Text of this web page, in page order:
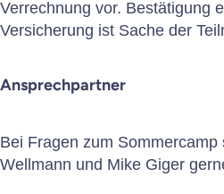
Verrechnung vor. Bestätigung
Versicherung ist Sache der
Ansprechpartner
Bei Fragen zum Sommercamp
Wellmann und Mike Giger